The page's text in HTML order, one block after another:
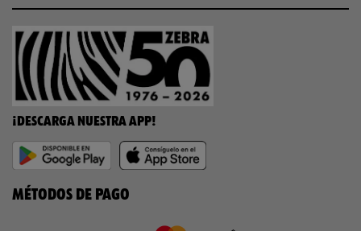
¡DESCARGA NUESTRA APP!
MÉTODOS DE PAGO